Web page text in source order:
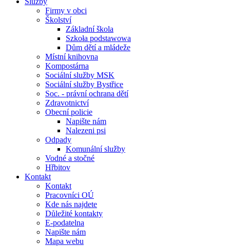
Firmy v obci
Školství
Základní škola
Szkoła podstawowa
Dům dětí a mládeže
Místní knihovna
Kompostárna
Sociální služby MSK
Sociální služby Bystřice
Soc. - právní ochrana dětí
Zdravotnictví
Obecní policie
Napište nám
Nalezeni psi
Odpady
Komunální služby
Vodné a stočné
Hřbitov
Kontakt
Kontakt
Pracovníci OÚ
Kde nás najdete
Důležité kontakty
E-podatelna
Napište nám
Mapa webu